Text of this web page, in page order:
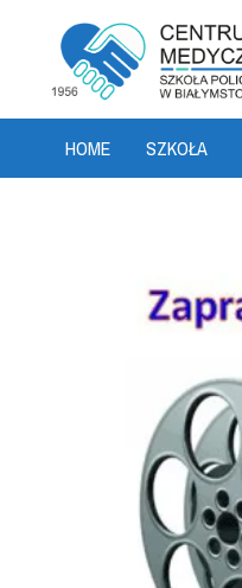
HOME SZKOŁA